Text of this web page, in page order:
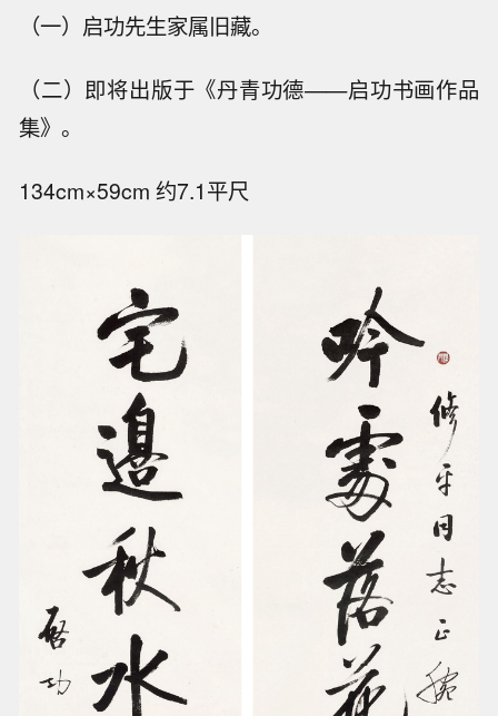
（一）启功先生家属旧藏。
（二）即将出版于《丹青功德——启功书画作品
集》。
134cm×59cm 约7.1平尺